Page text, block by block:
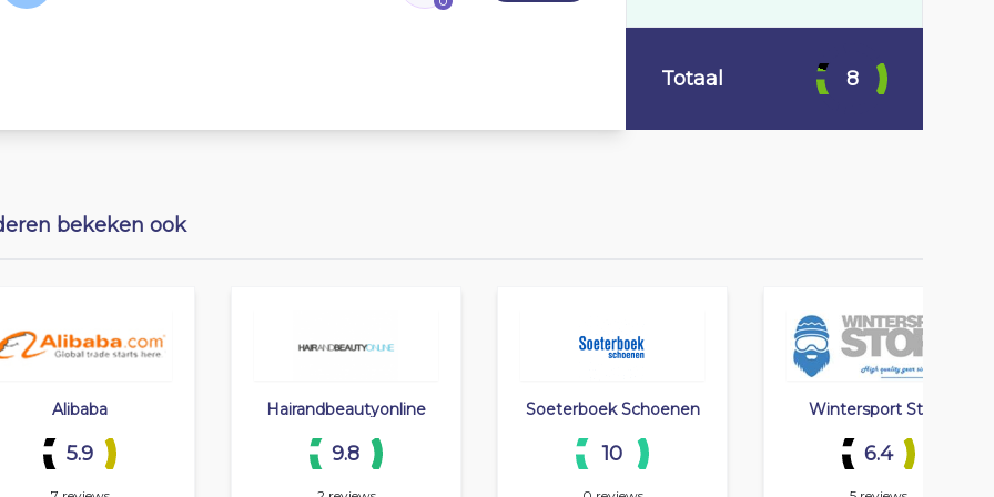
Totaal 8
bekeken ook
Alibaba
5.9
Hairandbeautyonline
9.8
Soeterboek Schoenen
10
Wintersport Store
6.4